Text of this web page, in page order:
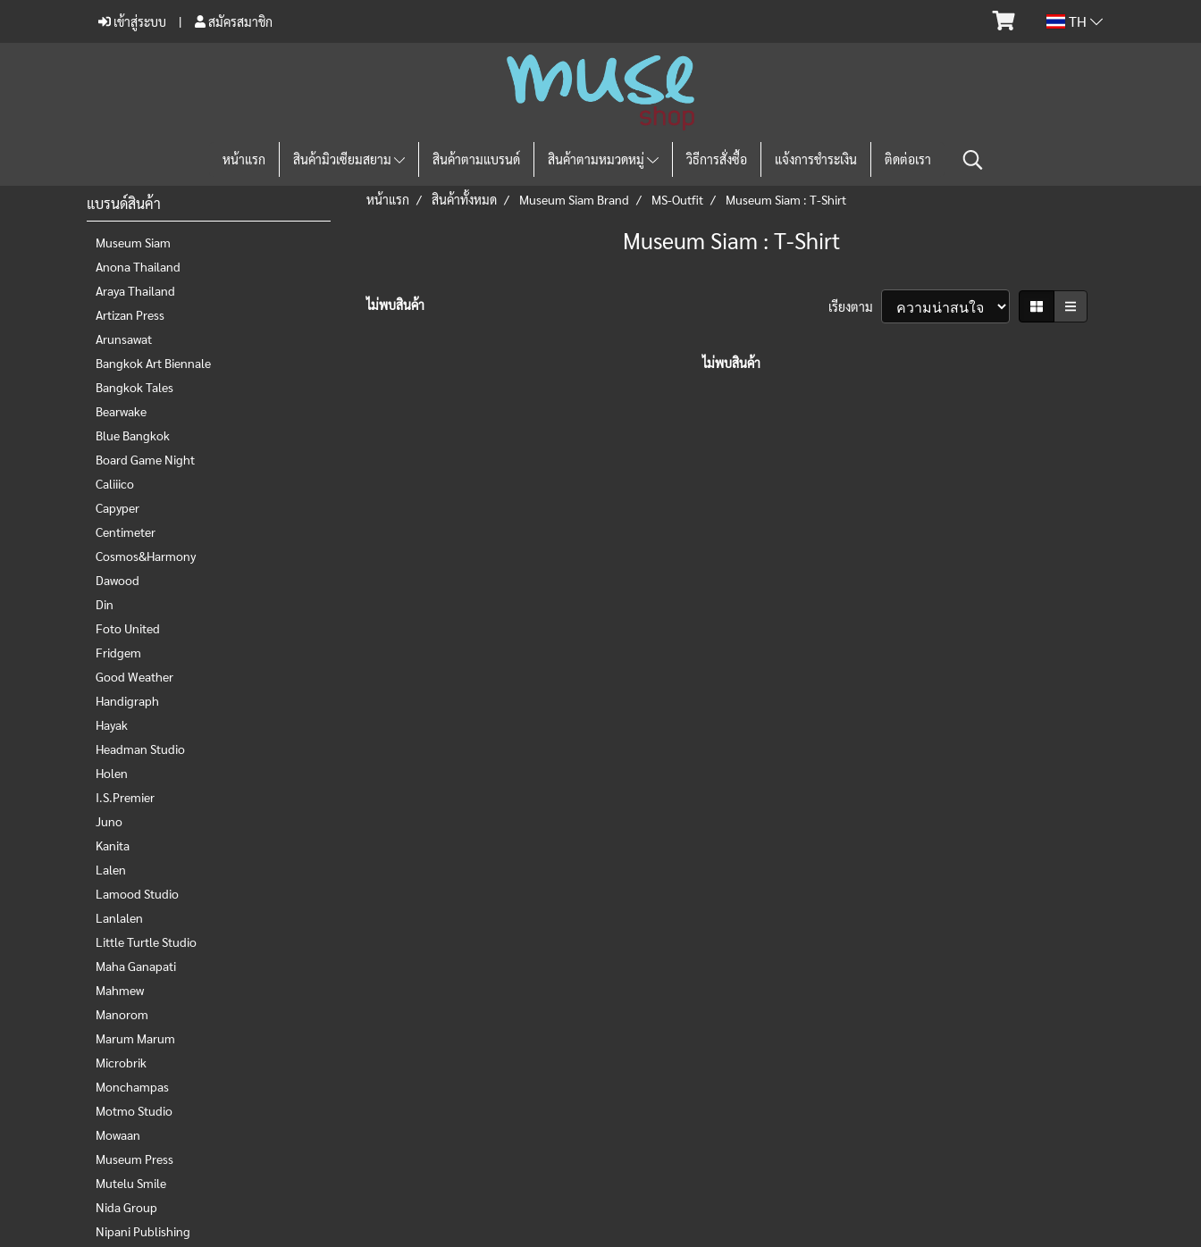
เข้าสู่ระบบ สมัครสมาชิก TH
หน้าแรก สินค้ามิวเซียมสยาม สินค้าตามแบรนด์ สินค้าตามหมวดหมู่ วิธีการสั่งซื้อ แจ้งการชำระเงิน ติดต่อเรา
หน้าแรก สินค้าทั้งหมด Museum Siam Brand MS-Outfit Museum Siam : T-Shirt
Museum Siam : T-Shirt
ไม่พบสินค้า เรียงตาม
ไม่พบสินค้า
แบรนด์สินค้า
Museum Siam
Anona Thailand
Araya Thailand
Artizan Press
Arunsawat
Bangkok Art Biennale
Bangkok Tales
Bearwake
Blue Bangkok
Board Game Night
Caliiico
Capyper
Centimeter
Cosmos&Harmony
Dawood
Din
Foto United
Fridgem
Good Weather
Handigraph
Hayak
Headman Studio
Holen
I.S.Premier
Juno
Kanita
Lalen
Lamood Studio
Lanlalen
Little Turtle Studio
Maha Ganapati
Mahmew
Manorom
Marum Marum
Microbrik
Monchampas
Motmo Studio
Mowaan
Museum Press
Mutelu Smile
Nida Group
Nipani Publishing